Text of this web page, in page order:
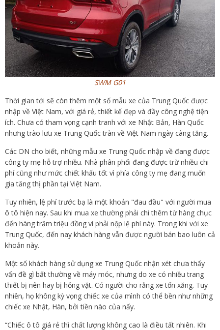
SWM G01
Thời gian tới sẽ còn thêm một số mẫu xe của Trung Quốc được
nhập về Việt Nam, với giá rẻ, thiết kế đẹp và đầy công nghệ tiện
ích. Chưa có tham vọng cạnh tranh với xe Nhật Bản, Hàn Quốc
nhưng trào lưu xe Trung Quốc tràn về Việt Nam ngày càng tăng.
Các DN cho biết, những mẫu xe Trung Quốc nhập về đang được
công ty mẹ hỗ trợ nhiều. Nhà phân phối đang được trừ nhiều chi
phí cũng như mức chiết khấu tốt vì phía công ty mẹ đang muốn
gia tăng thị phần tại Việt Nam.
Tuy nhiên, lệ phí trước bạ là một khoản "đau đầu" với người mua
ô tô hiện nay. Sau khi mua xe thường phải chi thêm từ hàng chục
đến hàng trăm triệu đồng vì phải nộp lệ phí này. Trong khi với xe
Trung Quốc, đến nay khách hàng vẫn được người bán bao luôn cả
khoản này.
Một số khách hàng sử dụng xe Trung Quốc nhận xét chưa thấy
vấn đề gì bất thường về máy móc, nhưng do xe có nhiều trang
thiết bị nên hay bị hỏng vặt. Có người cho rằng xe tốn xăng. Tuy
nhiên, họ không kỳ vọng chiếc xe của mình có thể bền như những
chiếc xe Nhật, Hàn, bởi tiền nào của nấy.
“Chiếc ô tô giá rẻ thì chất lượng không cao là điều tất nhiên. Khi